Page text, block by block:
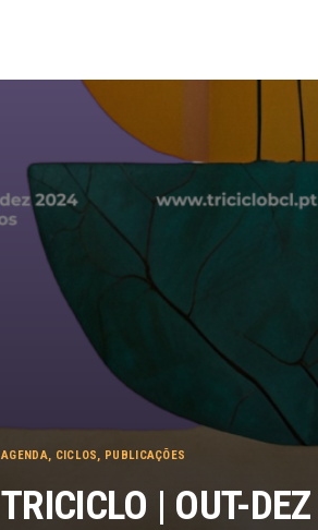
AGENDA, CICLOS, PUBLICAÇÕES
TRICICLO | OUT-